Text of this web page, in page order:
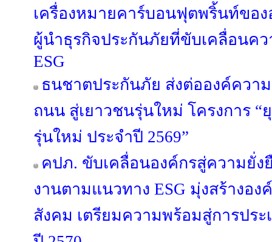
เครื่องหมายคาร์บอนฟุตพริ้นท์ขอ
ผู้นำธุรกิจประกันภัยที่ขับเคลื่อนค
ESG
ธนชาตประกันภัย ส่งต่อองค์ควา
ถนน สู่เยาวชนรุ่นใหม่ โครงการ
รุ่นใหม่ ประจำปี 2569”
คปภ. ขับเคลื่อนองค์กรสู่ความยั่ง
งานตามแนวทาง ESG มุ่งสร้างอ
สังคม เตรียมความพร้อมสู่การประ